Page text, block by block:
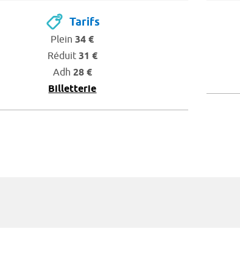
Tarifs
Plein34 €
Réduit 31 €
Adh 28 €
Billetterie